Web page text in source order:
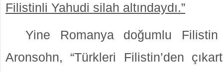
Filistinli Yahudi silah altındaydı.”
Yine Romanya doğumlu Filistin
Aronsohn, “Türkleri Filistin’den